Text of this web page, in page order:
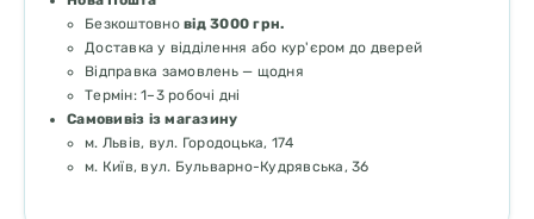
Безкоштовно від 3000 грн.
Доставка у відділення або кур'єром до дверей
Відправка замовлень — щодня
Термін: 1–3 робочі дні
Самовивіз із магазину
м. Львів, вул. Городоцька, 174
м. Київ, вул. Бульварно-Кудрявська, 36